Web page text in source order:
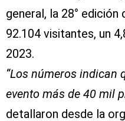
general, la 28°
92.104 visitantes, un
2023.
“Los números indican
evento más de 40 mil
detallaron desde la